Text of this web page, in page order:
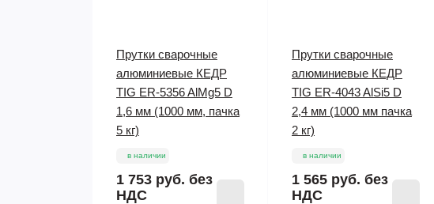
Прутки сварочные
алюминиевые КЕДР
TIG ER-5356 AlMg5 D
1,6 мм (1000 мм, пачка
5 кг)
в наличии
1 753 руб. без
НДС
Прутки сварочные
алюминиевые КЕДР
TIG ER-4043 AlSi5 D
2,4 мм (1000 мм пачка
2 кг)
в наличии
1 565 руб. без
НДС